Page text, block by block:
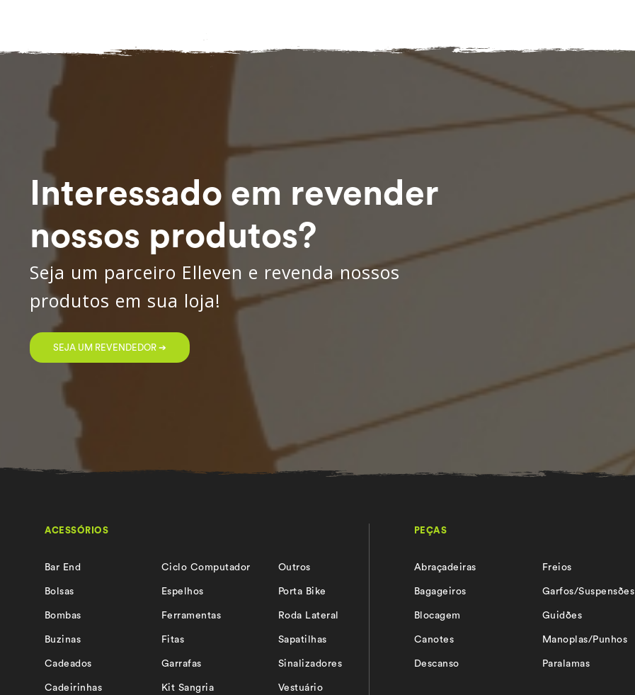
Interessado em revender
nossos produtos?
Seja um parceiro Elleven e revenda nossos
produtos em sua loja!
SEJA UM REVENDEDOR ➔
ACESSÓRIOS
Bar End
Bolsas
Bombas
Buzinas
Cadeados
Cadeirinhas
Ciclo Computador
Espelhos
Ferramentas
Fitas
Garrafas
Kit Sangria
Outros
Porta Bike
Roda Lateral
Sapatilhas
Sinalizadores
Vestuário
PEÇAS
Abraçadeiras
Bagageiros
Blocagem
Canotes
Descanso
Freios
Garfos/Suspensões
Guidões
Manoplas/Punhos
Paralamas